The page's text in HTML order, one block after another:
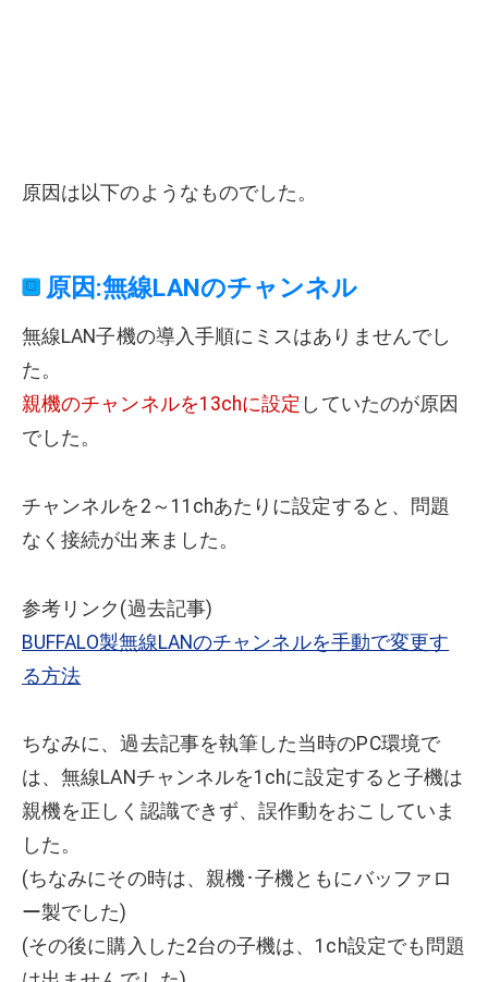
原因は以下のようなものでした。
原因:無線LANのチャンネル
無線LAN子機の導入手順にミスはありませんでし
た。
親機のチャンネルを13chに設定 していたのが原因
でした。
チャンネルを2～11chあたりに設定すると、問題
なく接続が出来ました。
参考リンク(過去記事)
BUFFALO製無線LANのチャンネルを手動で変更す
る方法
ちなみに、過去記事を執筆した当時のPC環境で
は、無線LANチャンネルを1chに設定すると子機は
親機を正しく認識できず、誤作動をおこしていま
した。
(ちなみにその時は、親機･子機ともにバッファロ
ー製でした)
(その後に購入した2台の子機は、1ch設定でも問題